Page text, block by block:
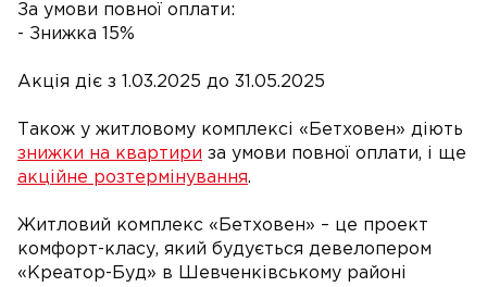
За умови повної оплати:
- Знижка 15%
Акція діє з 1.03.2025 до 31.05.2025
Також у житловому комплексі «Бетховен» діють
знижки на квартири за умови повної оплати, і ще
акційне розтермінування.
Житловий комплекс «Бетховен» – це проект
комфорт-класу, який будується девелопером
«Креатор-Буд» в Шевченківському районі